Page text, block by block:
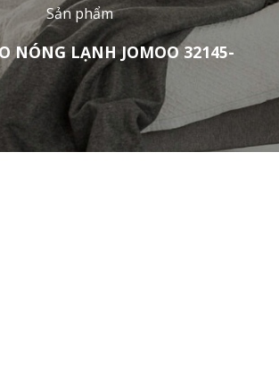
Sản phẩm
NÓNG LẠNH JOMOO 32145-